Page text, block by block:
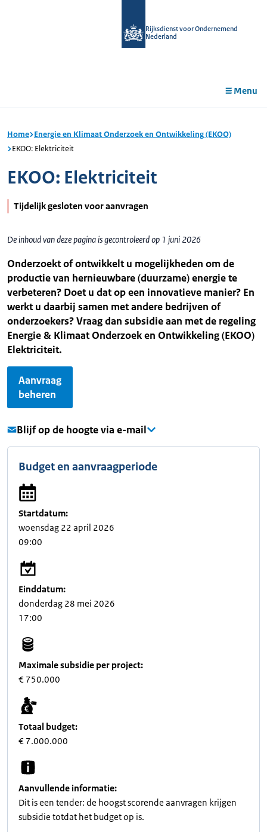
Rijksdienst voor Ondernemend
Nederland
Menu
Home Energie en Klimaat Onderzoek en Ontwikkeling (EKOO)
EKOO: Elektriciteit
EKOO: Elektriciteit
Tijdelijk gesloten voor aanvragen
De inhoud van deze pagina is gecontroleerd op 1 juni 2026
Onderzoekt of ontwikkelt u mogelijkheden om de
productie van hernieuwbare (duurzame) energie te
verbeteren? Doet u dat op een innovatieve manier? En
werkt u daarbij samen met andere bedrijven of
onderzoekers? Vraag dan subsidie aan met de regeling
Energie & Klimaat Onderzoek en Ontwikkeling (EKOO)
Elektriciteit.
Aanvraag
beheren
Blijf op de hoogte via e-mail
Budget en aanvraagperiode
Startdatum:
woensdag 22 april 2026
09:00
Einddatum:
donderdag 28 mei 2026
17:00
Maximale subsidie per project:
€ 750.000
Totaal budget:
€ 7.000.000
Aanvullende informatie:
Dit is een tender: de hoogst scorende aanvragen krijgen
subsidie totdat het budget op is.